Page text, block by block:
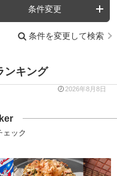
条件変更
条件を変更して検索
ンキング
2026年8月8日
ェック